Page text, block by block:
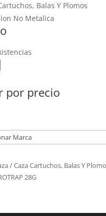
Balas Y Plomos
No Metalica
por precio
/Caza Cartuchos, Balas Y
28G